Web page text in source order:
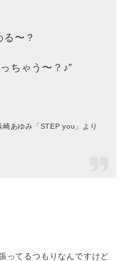
〜？
ちゃう〜？♪”
崎あゆみ「STEP you」より
ってるつもりなんですけど